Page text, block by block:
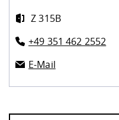
Z 315B
+49 351 462 2552
E-Mail